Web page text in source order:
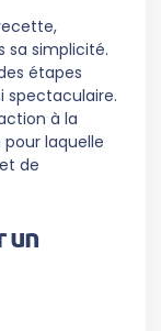
sa simplicité.
étapes
spectaculaire.
à la
laquelle
de
un